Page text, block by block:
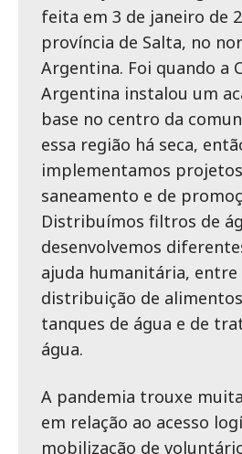
feita em 3 de janeiro de
província de Salta, no
Argentina. Foi quando a
Argentina instalou um
base no centro da
essa região há seca,
implementamos
saneamento e de
Distribuímos filtros de
desenvolvemos
ajuda humanitária, entre
distribuição de
tanques de água e de
água.
A pandemia trouxe
em relação ao acesso
mobilização de